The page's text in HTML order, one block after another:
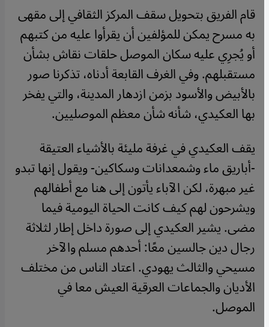
قام الفريق بتحويل سقف المركز الثقافي إلى مقهى
به مسرح يمكن للمؤلفين أن يقرأوا عليه من كتبهم
أو يُجرِي عليه سكان الموصل حلقات نقاش بشأن
مستقبلهم. وفي الغرف القابعة أدناه، تذكرنا صور
بالأبيض والأسود بزمن ازدهار المدينة، والتي يفخر
بها العكيدي، شأنه شأن معظم الموصليين.
يقف العكيدي في غرفة مليئة بالأشياء العتيقة
-أباريق ماء وشمعدانات وسكاكين- ويقول إنها تبدو
غير مبهرة، لكن الآباء يأتون إلى هنا مع أطفالهم
ويشرحون لهم كيف كانت الحياة اليومية فيما
مضى. يشير العكيدي إلى صورة داخل إطار لثلاثة
رجال دين جالسين معًا: أحدهم مسلم والآخر
مسيحي والثالث يهودي. اعتاد الناس من مختلف
الأديان والجماعات العرقية العيش معا في
الموصل.